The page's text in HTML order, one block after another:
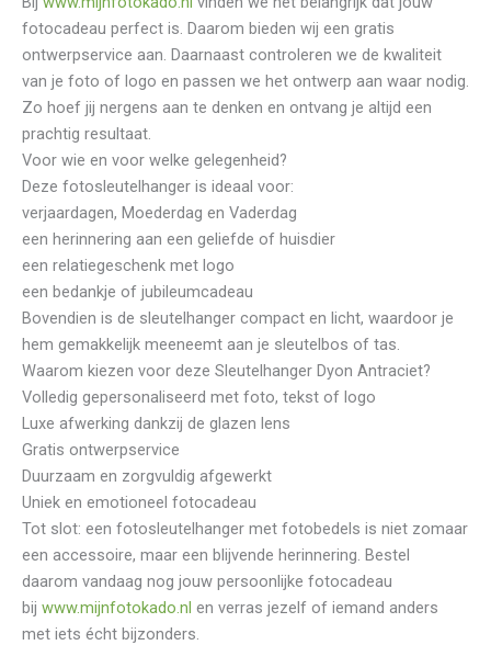
fotocadeau perfect is. Daarom bieden wij een gratis
ontwerpservice aan. Daarnaast controleren we de kwaliteit
van je foto of logo en passen we het ontwerp aan waar nodig.
Zo hoef jij nergens aan te denken en ontvang je altijd een
prachtig resultaat.
Voor wie en voor welke gelegenheid?
Deze fotosleutelhanger is ideaal voor:
verjaardagen, Moederdag en Vaderdag
een herinnering aan een geliefde of huisdier
een relatiegeschenk met logo
een bedankje of jubileumcadeau
Bovendien is de sleutelhanger compact en licht, waardoor je
hem gemakkelijk meeneemt aan je sleutelbos of tas.
Waarom kiezen voor deze Sleutelhanger Dyon Antraciet?
Volledig gepersonaliseerd met foto, tekst of logo
Luxe afwerking dankzij de glazen lens
Gratis ontwerpservice
Duurzaam en zorgvuldig afgewerkt
Uniek en emotioneel fotocadeau
Tot slot: een fotosleutelhanger met fotobedels is niet zomaar
een accessoire, maar een blijvende herinnering. Bestel
daarom vandaag nog jouw persoonlijke fotocadeau
bij www.mijnfotokado.nl en verras jezelf of iemand anders
met iets écht bijzonders.